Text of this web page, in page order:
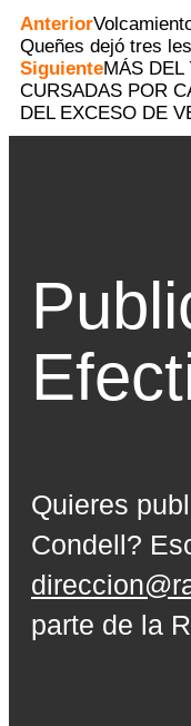
Anterior
Queñes dejó tres
SiguienteMÁS DEL
CURSADAS POR
DEL EXCESO DE
Quieres
Condell?
parte de la